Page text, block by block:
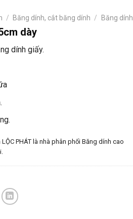
/ Băng dính, cắt băng dính / Băng dính
dày
dính giấy.
PHÁT là nhà phân phối Băng dính cao